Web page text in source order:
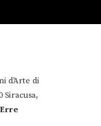
d'Arte di
Siracusa,